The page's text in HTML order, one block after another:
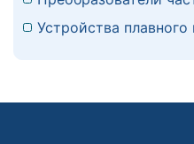
Устройства плавного